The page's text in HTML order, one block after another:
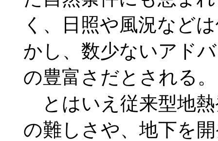
く、日照や風況など
かし、数少ないアド
の豊富さだとされる。
とはいえ従来型地熱
の難しさや、地下を